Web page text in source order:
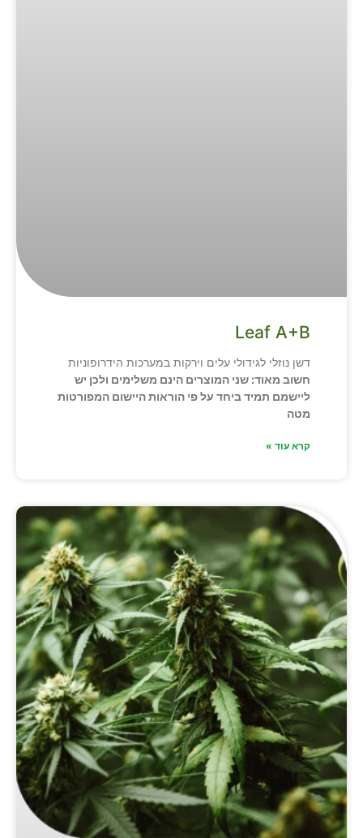
Leaf A+B
דשן נוזלי לגידולי עלים וירקות במערכות הידרופוניות
חשוב מאוד: שני המוצרים הינם משלימים ולכן יש
ליישמם תמיד ביחד על פי הוראות היישום המפורטות
מטה
קרא עוד »